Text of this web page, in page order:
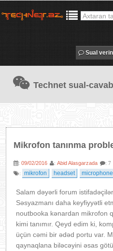
Sual verin
Technet sual-
Mikrofon tanınma
: 09/02/2016 : Abid Alasgarzada
: 7
:
mikrofon headset microphone
Salam dəyərli forum
Səsyazmanı daha keyfiyyətli
noutbooka kənardan mikrofon
kimi tanımır. Qeyd edim ki,
üçün cəmi bir ədəd portu var.
qaynaqlana biləcəyini əsas